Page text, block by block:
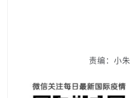
责编：小朱